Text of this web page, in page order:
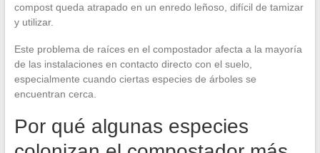
compost queda atrapado en un enredo leñoso, difícil de tamizar
y utilizar.
Este problema de raíces en el compostador afecta a la mayoría
de las instalaciones en contacto directo con el suelo,
especialmente cuando ciertas especies de árboles se
encuentran cerca.
Por qué algunas especies